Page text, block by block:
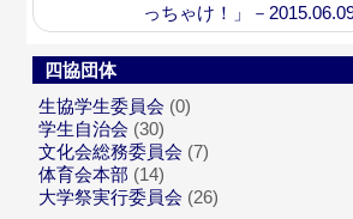
っちゃけ！」－
四協団体
生協学生委員会 (0)
学生自治会 (30)
文化会総務委員会 (7)
体育会本部 (14)
大学祭実行委員会 (26)